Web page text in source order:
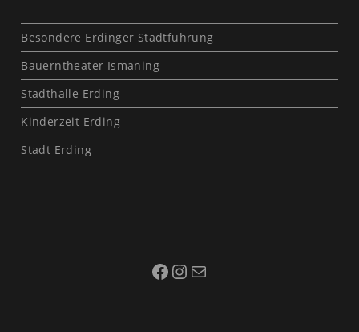
Besondere Erdinger Stadtführung
Bauerntheater Ismaning
Stadthalle Erding
Kinderzeit Erding
Stadt Erding